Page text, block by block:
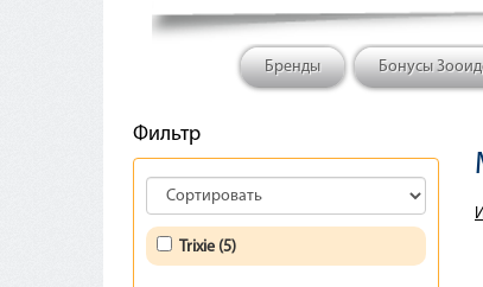
Бренды Бонусы
Фильтр
Trixie (5)